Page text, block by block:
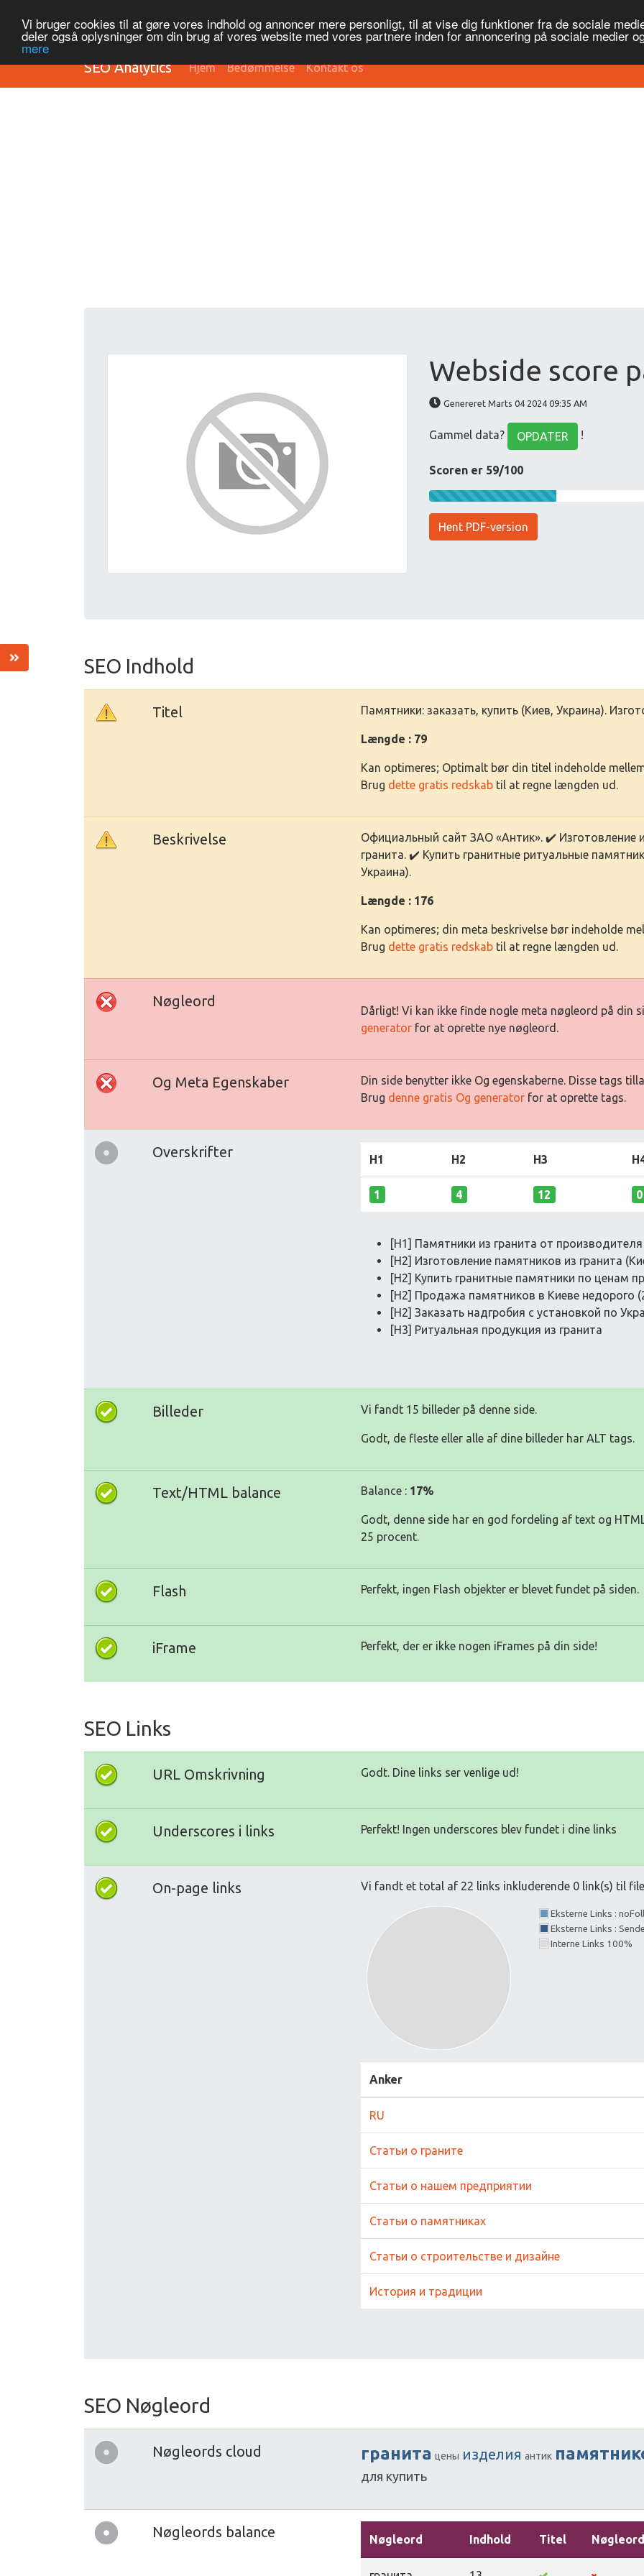
Vi bruger cookies til at gøre vores indhold og annoncer mere personligt, til at vise dig funktioner fra de sociale
deler også oplysninger om din brug af vores website med vores partnere inden for annoncering på sociale medier
mere
SEO Analytics Hjem Bedømmelse Kontakt os
Webside score
Genereret Marts 04 2024 09:35 AM
Gammel data? OPDATER !
Scoren er 59/100
Hent PDF-version
SEO Indhold
Titel Памятники: заказать, купить (Киев, Украина).
Længde : 79
Kan optimeres; Optimalt bør din titel indeholde
Brug dette gratis redskab til at regne længden ud.
Beskrivelse
Официальный сайт ЗАО «Антик». ✔️ Изготовление
гранита. ✔️ Купить гранитные ритуальные
Украина).
Længde : 176
Kan optimeres; din meta beskrivelse bør indeholde
Brug dette gratis redskab til at regne længden ud.
Nøgleord
Dårligt! Vi kan ikke finde nogle meta nøgleord på din
generator for at oprette nye nøgleord.
Og Meta Egenskaber
Din side benytter ikke Og egenskaberne. Disse tags
Brug denne gratis Og generator for at oprette tags.
Overskrifter H1 H2 H3
1 4 12 0
[H1] Памятники из гранита от производителя
[H2] Изготовление памятников из гранита
[H2] Купить гранитные памятники по ценам
[H2] Продажа памятников в Киеве недорого
[H2] Заказать надгробия с установкой по
[H3] Ритуальная продукция из гранита
Billeder Vi fandt 15 billeder på denne side.
Godt, de fleste eller alle af dine billeder har ALT tags.
Text/HTML balance Balance : 17%
Godt, denne side har en god fordeling af text og
25 procent.
Flash Perfekt, ingen Flash objekter er blevet fundet på siden.
iFrame Perfekt, der er ikke nogen iFrames på din side!
SEO Links
URL Omskrivning Godt. Dine links ser venlige ud!
Underscores i links Perfekt! Ingen underscores blev fundet i dine links
On-page links Vi fandt et total af 22 links inkluderende 0 link(s) til
Eksterne Links :
Eksterne Links :
Interne Links 100%
Anker
RU
Статьи о граните
Статьи о нашем предприятии
Статьи о памятниках
Статьи о строительстве и дизайне
История и традиции
SEO Nøgleord
Nøgleords cloud гранита цены изделия антик
для купить
Nøgleords balance Nøgleord Indhold Titel Nøgleord